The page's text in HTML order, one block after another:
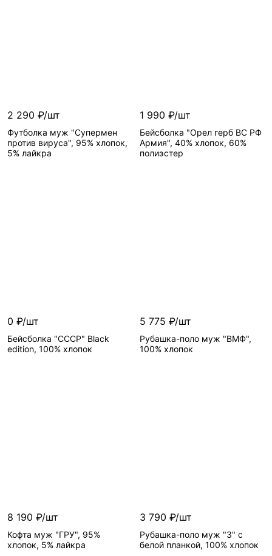
2 290 ₽/шт
Футболка муж "Супермен
против вируса", 95% хлопок,
5% лайкра
1 990 ₽/шт
Бейсболка "Орел герб ВС РФ
Армия", 40% хлопок, 60%
полиэстер
0 ₽/шт
Бейсболка "СССР" Black
edition, 100% хлопок
5 775 ₽/шт
Рубашка-поло муж "ВМФ",
100% хлопок
8 190 ₽/шт
Кофта муж "ГРУ", 95%
хлопок, 5% лайкра
3 790 ₽/шт
Рубашка-поло муж "3" с
белой планкой, 100% хлопок